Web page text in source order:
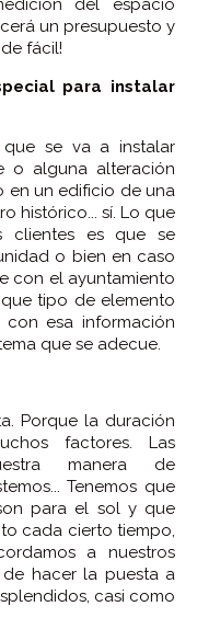
un presupuesto y
fácil!
para instalar
se va a instalar
o alguna alteración
en un edificio de una
histórico... sí. Lo que
clientes es que se
o bien en caso
con el ayuntamiento
tipo de elemento
con esa información
que se adecue.
Porque la duración
factores. Las
manera de
Tenemos que
para el sol y que
cada cierto tiempo,
a nuestros
hacer la puesta a
casi como